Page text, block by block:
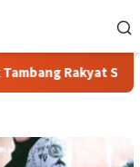
Dilegalkan